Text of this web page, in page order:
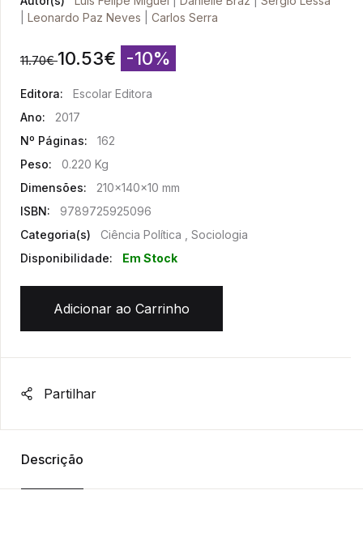
Leonardo Paz Neves Carlos Serra
11.70€ 10.53€ -10%
Editora:
Escolar Editora
Ano:
2017
Nº Páginas:
162
Peso:
0.220 Kg
Dimensões:
210x140x10 mm
ISBN:
9789725925096
Categoria(s)
Ciência Política , Sociologia
Disponibilidade:
Em Stock
Adicionar ao Carrinho
Partilhar
Descrição